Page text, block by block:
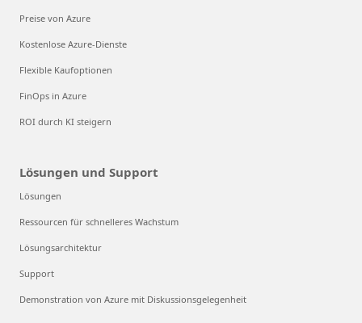
Preise von Azure
Kostenlose Azure-Dienste
Flexible Kaufoptionen
FinOps in Azure
ROI durch KI steigern
Lösungen und Support
Lösungen
Ressourcen für schnelleres Wachstum
Lösungsarchitektur
Support
Demonstration von Azure mit Diskussionsgelegenheit